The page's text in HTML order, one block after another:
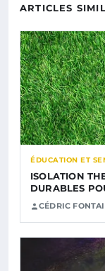
ARTICLES
ÉDUCATION ET
ISOLATION
DURABLES
CÉDRIC